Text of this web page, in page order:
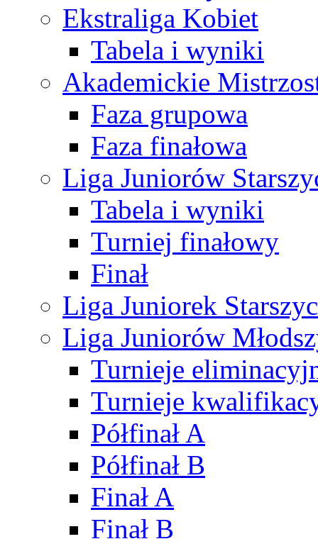
Ekstraliga Kobiet
Tabela i wyniki
Akademickie
Faza grupowa
Faza finałowa
Liga Juniorów
Tabela i wyniki
Turniej finałowy
Finał
Liga Juniorek
Liga Juniorów
Turnieje
Turnieje
Półfinał A
Półfinał B
Finał A
Finał B